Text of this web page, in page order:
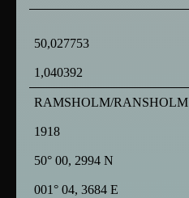
50,027753
1,040392
RAMSHOLM/RANSHOLM
1918
50° 00, 2994 N
001° 04, 3684 E